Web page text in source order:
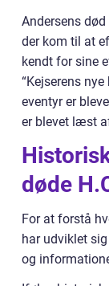
Andersens
der kom til at
kendt for sine
“Kejserens
eventyr er
er blevet læst
døde
For at forstå
har udviklet
og